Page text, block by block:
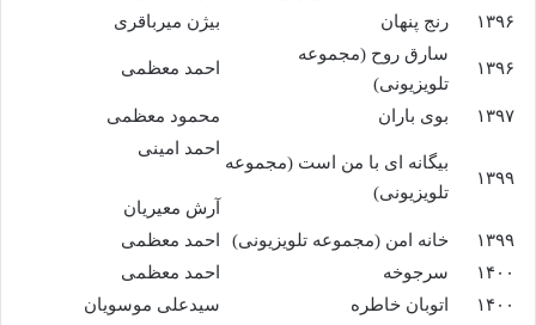
۱۳۹۶
رنج پنهان بیژن میرباقری
۱۳۹۶
سارق روح (مجموعه
تلویزیونی)
احمد معظمی
۱۳۹۷ بوی باران محمود معظمی
۱۳۹۹
بیگانه ای با من است (مجموعه
تلویزیونی)
احمد امینی
آرش معیریان
۱۳۹۹
خانه امن (مجموعه تلویزیونی)
احمد معظمی
۱۴۰۰
سرجوخه
احمد معظمی
۱۴۰۰
اتوبان خاطره
سیدعلی موسویان